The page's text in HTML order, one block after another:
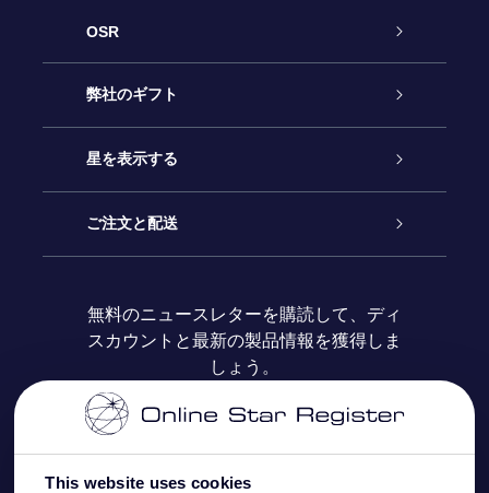
This website uses cookies
OSR
カスタマーサービス
お問い合わせ
ブログ
レビュー
弊社のギフト
Online Starギフト
OSRギフトパック
OSR ギフトカード
法人ギフト
星を表示する
星の登録
カスタマイズされたStar Page
One Million Stars
OSR Starsaver
ご注文と配送
お支払いに関する情報
配送に関する情報
返品ポリシ
無料のニュースレターを購読して、ディ
スカウントと最新の製品情報を獲得しま
しょう。